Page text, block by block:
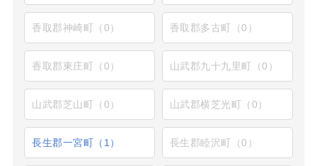
香取郡神崎町（0） 香取郡多古町（0）
香取郡東庄町（0） 山武郡九十九里町（0）
山武郡芝山町（0） 山武郡横芝光町（0）
長生郡一宮町（1） 長生郡睦沢町（0）